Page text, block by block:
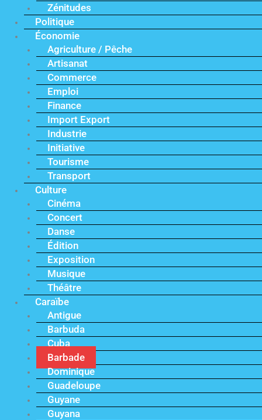
Zénitudes
Politique
Économie
Agriculture / Pêche
Artisanat
Commerce
Emploi
Finance
Import Export
Industrie
Initiative
Tourisme
Transport
Culture
Cinéma
Concert
Danse
Édition
Exposition
Musique
Théâtre
Caraïbe
Antigue
Barbuda
Cuba
Barbade
Dominique
Guadeloupe
Guyane
Guyana